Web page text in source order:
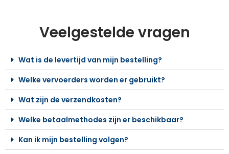
Veelgestelde vragen
Wat is de levertijd van mijn bestelling?
Welke vervoerders worden er gebruikt?
Wat zijn de verzendkosten?
Welke betaalmethodes zijn er beschikbaar?
Kan ik mijn bestelling volgen?